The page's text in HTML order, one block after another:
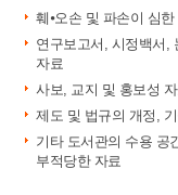
훼⦁오손 및 파손이 심한
연구보고서, 시정백서,
자료
사보, 교지 및 홍보성
제도 및 법규의 개정,
기타 도서관의 수용 공
부적당한 자료